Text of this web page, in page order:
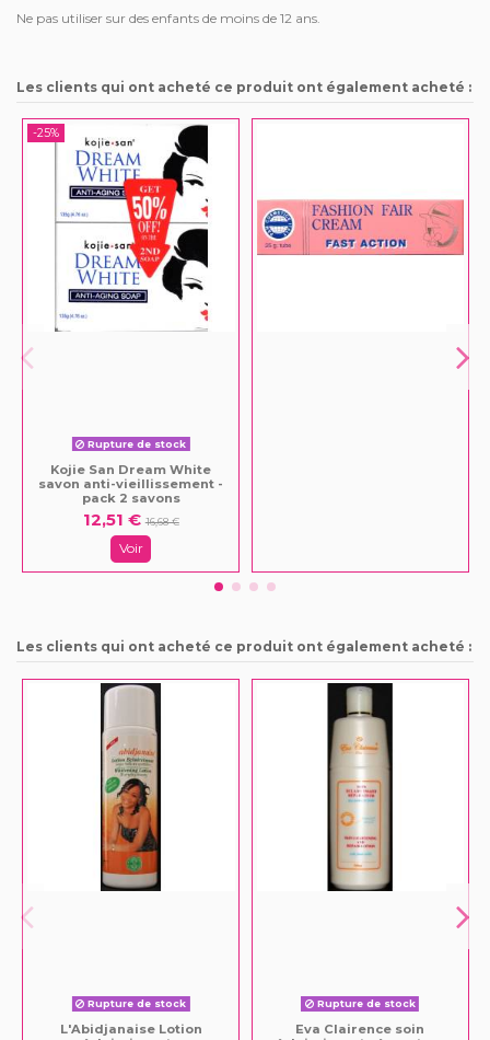
Ne pas utiliser sur des enfants de moins de 12 ans.
Les clients qui ont acheté ce produit ont également acheté :
-25%
Rupture de stock
Kojie San Dream White
savon anti-vieillissement -
pack 2 savons
12,51 €16,68 €
Voir
Les clients qui ont acheté ce produit ont également acheté :
Rupture de stock
L'Abidjanaise Lotion
Rupture de stock
Eva Clairence soin